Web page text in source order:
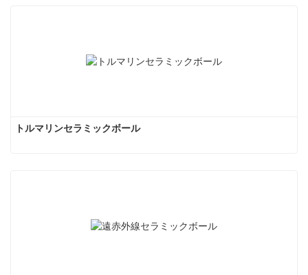
トルマリンセラミックボール